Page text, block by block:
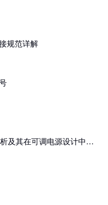
规范详解
及其在可调电源设计中的